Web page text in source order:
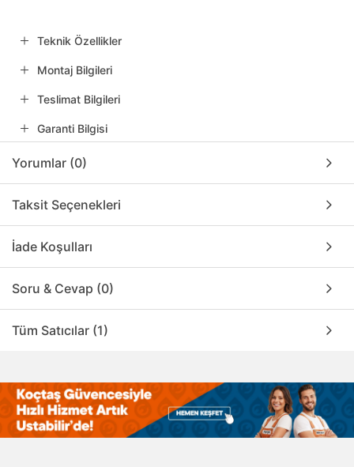
Teknik Özellikler
Montaj Bilgileri
Teslimat Bilgileri
Garanti Bilgisi
Yorumlar (0)
Taksit Seçenekleri
İade Koşulları
Soru & Cevap (0)
Tüm Satıcılar (1)